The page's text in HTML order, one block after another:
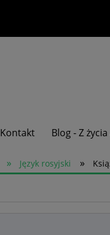
Kontakt Blog - Z
» Język rosyjski »